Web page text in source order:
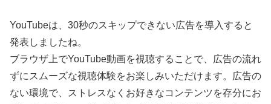
YouTubeは、30秒のスキップできない広告を導入すると
発表しましたね。
ブラウザ上でYouTube動画を視聴することで、広告の流れ
ずにスムーズな視聴体験をお楽しみいただけます。広告の
ない環境で、ストレスなくお好きなコンテンツを存分にお